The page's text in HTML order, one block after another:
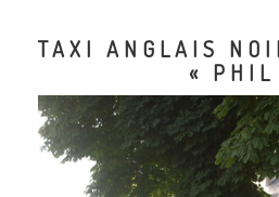
TAXI ANGLAIS
« PHIL